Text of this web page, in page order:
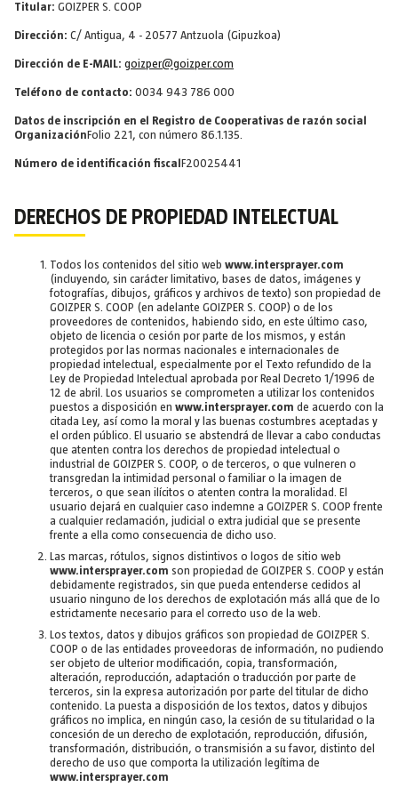
Titular: GOIZPER S. COOP
Dirección: C/ Antigua, 4 - 20577 Antzuola (Gipuzkoa)
Dirección de E-MAIL: goizper@goizper.com
Teléfono de contacto: 0034 943 786 000
Datos de inscripción en el Registro de Cooperativas de razón social
Organización Folio 221, con número 86.1.135.
Número de identificación fiscal F20025441
DERECHOS DE PROPIEDAD INTELECTUAL
Todos los contenidos del sitio web www.intersprayer.com
(incluyendo, sin carácter limitativo, bases de datos, imágenes y
fotografías, dibujos, gráficos y archivos de texto) son propiedad de
GOIZPER S. COOP (en adelante GOIZPER S. COOP) o de los
proveedores de contenidos, habiendo sido, en este último caso,
objeto de licencia o cesión por parte de los mismos, y están
protegidos por las normas nacionales e internacionales de
propiedad intelectual, especialmente por el Texto refundido de la
Ley de Propiedad Intelectual aprobada por Real Decreto 1/1996 de
12 de abril. Los usuarios se comprometen a utilizar los contenidos
puestos a disposición en www.intersprayer.com de acuerdo con la
citada Ley, así como la moral y las buenas costumbres aceptadas y
el orden público. El usuario se abstendrá de llevar a cabo conductas
que atenten contra los derechos de propiedad intelectual o
industrial de GOIZPER S. COOP, o de terceros, o que vulneren o
transgredan la intimidad personal o familiar o la imagen de
terceros, o que sean ilícitos o atenten contra la moralidad. El
usuario dejará en cualquier caso indemne a GOIZPER S. COOP frente
a cualquier reclamación, judicial o extra judicial que se presente
frente a ella como consecuencia de dicho uso.
Las marcas, rótulos, signos distintivos o logos de sitio web
www.intersprayer.com son propiedad de GOIZPER S. COOP y están
debidamente registrados, sin que pueda entenderse cedidos al
usuario ninguno de los derechos de explotación más allá que de lo
estrictamente necesario para el correcto uso de la web.
Los textos, datos y dibujos gráficos son propiedad de GOIZPER S.
COOP o de las entidades proveedoras de información, no pudiendo
ser objeto de ulterior modificación, copia, transformación,
alteración, reproducción, adaptación o traducción por parte de
terceros, sin la expresa autorización por parte del titular de dicho
contenido. La puesta a disposición de los textos, datos y dibujos
gráficos no implica, en ningún caso, la cesión de su titularidad o la
concesión de un derecho de explotación, reproducción, difusión,
transformación, distribución, o transmisión a su favor, distinto del
derecho de uso que comporta la utilización legítima de
www.intersprayer.com